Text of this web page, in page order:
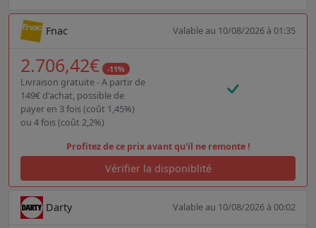
Fnac Valable au 10/08/2026 à 01:35
2.706,42€ -11%
Livraison gratuite - A partir de
149€ d'achat, possible de
payer en 3 fois (coût 1,45%)
ou 4 fois (coût 2,2%)
Profitez de ce prix avant qu'il ne remonte !
Vérifier la disponiblité
Darty Valable au 10/08/2026 à 00:02